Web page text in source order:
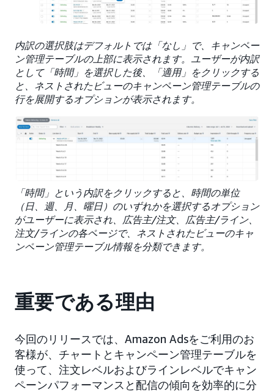
内訳の選択肢はデフォルトでは「なし」で、キャンペー
ン管理テーブルの上部に表示されます。ユーザーが内訳
として「時間」を選択した後、「適用」をクリックする
と、ネストされたビューのキャンペーン管理テーブルの
行を展開するオプションが表示されます。
「時間」という内訳をクリックすると、時間の単位
（日、週、月、曜日）のいずれかを選択するオプション
がユーザーに表示され、広告主/注文、広告主/ライン、
注文/ラインの各ページで、ネストされたビューのキャ
ンペーン管理テーブル情報を分類できます。
重要である理由
今回のリリースでは、Amazon Adsをご利用のお
客様が、チャートとキャンペーン管理テーブルを
使って、注文レベルおよびラインレベルでキャン
ペーンパフォーマンスと配信の傾向を効率的に分